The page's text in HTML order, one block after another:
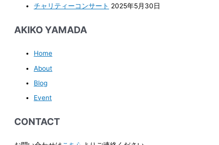
チャリティーコンサート 2025年5月30日
AKIKO YAMADA
Home
About
Blog
Event
CONTACT